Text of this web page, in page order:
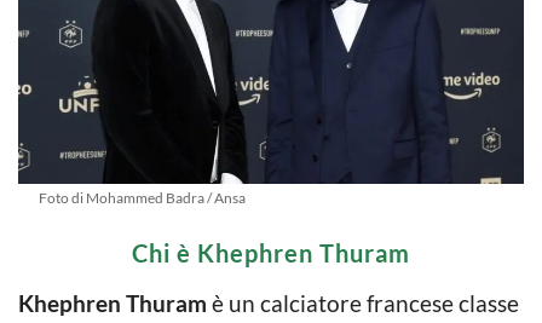
Foto di Mohammed Badra / Ansa
Chi è Khephren Thuram
Khephren Thuram è un calciatore francese classe